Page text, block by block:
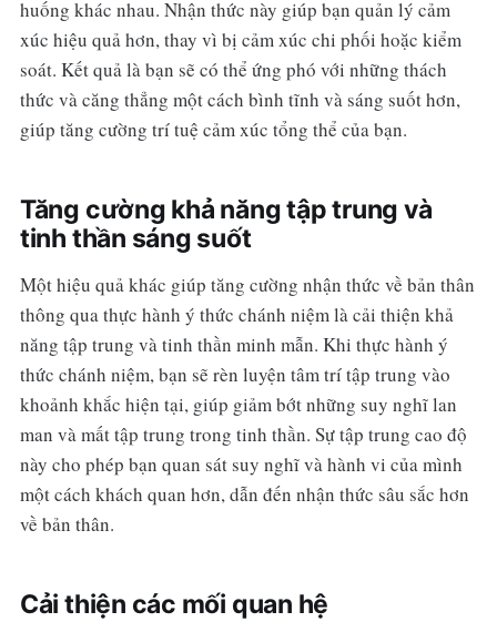
huống khác nhau. Nhận thức này giúp bạn quản lý cảm
xúc hiệu quả hơn, thay vì bị cảm xúc chi phối hoặc kiểm
soát. Kết quả là bạn sẽ có thể ứng phó với những thách
thức và căng thẳng một cách bình tĩnh và sáng suốt hơn,
giúp tăng cường trí tuệ cảm xúc tổng thể của bạn.
Tăng cường khả năng tập trung và
tinh thần sáng suốt
Một hiệu quả khác giúp tăng cường nhận thức về bản thân
thông qua thực hành ý thức chánh niệm là cải thiện khả
năng tập trung và tinh thần minh mẫn. Khi thực hành ý
thức chánh niệm, bạn sẽ rèn luyện tâm trí tập trung vào
khoảnh khắc hiện tại, giúp giảm bớt những suy nghĩ lan
man và mất tập trung trong tinh thần. Sự tập trung cao độ
này cho phép bạn quan sát suy nghĩ và hành vi của mình
một cách khách quan hơn, dẫn đến nhận thức sâu sắc hơn
về bản thân.
Cải thiện các mối quan hệ